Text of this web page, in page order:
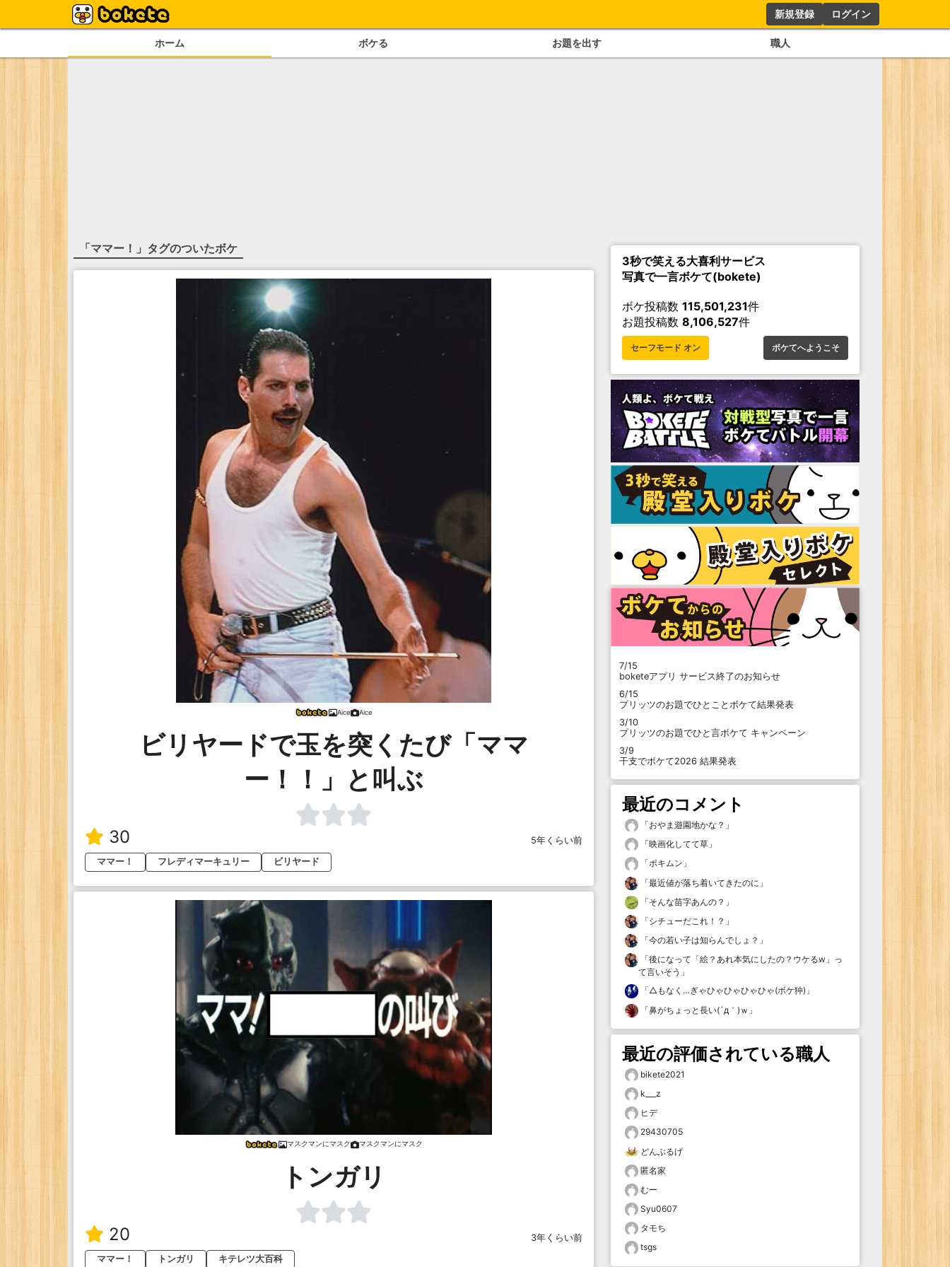
新規登録 ログイン
ホーム ボケる お題を出す 職人
「ママー！ 」タグのついたボケ
Aice Aice
ビリヤードで玉を突くたび「ママ
ー！！」と叫ぶ
30
5年くらい前
ママー！
フレディマーキュリー ビリヤード
マスクマンにマスク マスクマンにマスク
トンガリ
20
3年くらい前
ママー！
トンガリ キテレツ大百科
3秒で笑える大喜利サービス
写真で一言ボケて(bokete)
ボケ投稿数 115,501,231件
お題投稿数 8,106,527件
セーフモード オン ボケてへようこそ
7/15
boketeアプリ サービス終了のお知らせ
6/15
プリッツのお題でひとことボケて結果発表
3/10
プリッツのお題でひと言ボケて キャンペーン
3/9
干支でボケて2026 結果発表
最近のコメント
「おやま遊園地かな？ 」
「映画化してて草 」
「ポキムン 」
「最近値が落ち着いてきたのに 」
「そんな苗字あんの？ 」
「シチューだこれ！？ 」
「今の若い子は知らんでしょ？ 」
「後になって「絵？あれ本気にしたの？ウケるw」っ
て言いそう 」
「△もなく…ぎゃひゃひゃひゃひゃ(ボケ狆) 」
「鼻がちょっと長い(´д｀)ｗ 」
最近の評価されている職人
bikete2021
k___z
ヒデ
29430705
どんぶるげ
匿名家
むー
Syu0607
タモち
tsgs